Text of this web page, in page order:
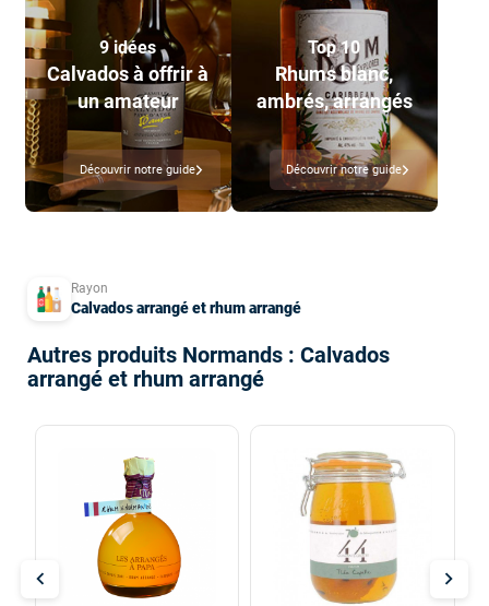
9 idées
Calvados à offrir à
un amateur
Découvrir notre guide
Top 10
Rhums blanc,
ambrés, arrangés
Découvrir notre guide
Rayon
Calvados arrangé et rhum arrangé
Autres produits Normands : Calvados
arrangé et rhum arrangé
chevron_left chevron_right